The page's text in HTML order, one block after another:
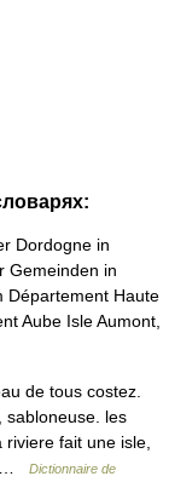
Dordogne in
Gemeinden in
Département Haute
Aube Isle Aumont,
de tous costez.
sabloneuse. les
fait une isle,
…
Dictionnaire de